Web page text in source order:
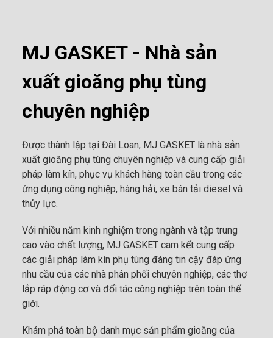
MJ GASKET - Nhà sản
xuất gioăng phụ tùng
chuyên nghiệp
Được thành lập tại Đài Loan, MJ GASKET là nhà sản
xuất gioăng phụ tùng chuyên nghiệp và cung cấp giải
pháp làm kín, phục vụ khách hàng toàn cầu trong các
ứng dụng công nghiệp, hàng hải, xe bán tải diesel và
thủy lực.
Với nhiều năm kinh nghiệm trong ngành và tập trung
cao vào chất lượng, MJ GASKET cam kết cung cấp
các giải pháp làm kín phụ tùng đáng tin cậy đáp ứng
nhu cầu của các nhà phân phối chuyên nghiệp, các thợ
lắp ráp động cơ và đối tác công nghiệp trên toàn thế
giới.
Khám phá toàn bộ danh mục sản phẩm gioăng của